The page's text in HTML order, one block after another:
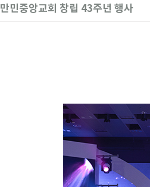
만민중앙교회 창립 43주년 행사